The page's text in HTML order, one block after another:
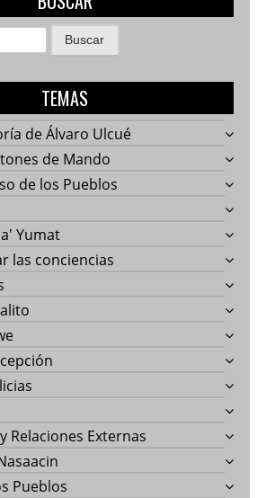
TEMAS
de Álvaro Ulcué
de Mando
de los Pueblos
Yumat
las conciencias
Relaciones Externas
Pueblos